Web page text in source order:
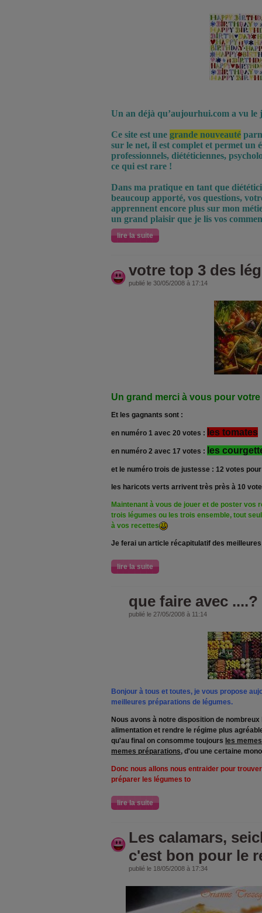
Un an déjà qu’aujourhui.com a vu le
Ce site est une grande nouveauté
sur le net, il est complet et permet un
professionnels, diététiciennes,
ce qui est rare !
Dans ma pratique en tant que
beaucoup apporté, vos questions,
apprennent encore plus sur mon
un grand plaisir que je lis vos
lire la suite
votre top 3 des
publié le 30/05/2008 à 17:14
Un grand merci à vous pour
Et les gagnants sont :
en numéro 1 avec 20 votes : les tomates
en numéro 2 avec 17 votes : les
et le numéro trois de justesse : 12 votes
les haricots verts arrivent très près à 10
Maintenant à vous de jouer et de poster vos
trois légumes ou les trois ensemble, tout
à vos recettes
Je ferai un article récapitulatif des
lire la suite
que faire avec ....?
publié le 27/05/2008 à 11:14
Bonjour à tous et toutes, je vous propose
meilleures préparations de légumes.
Nous avons à notre disposition de
alimentation et rendre le régime plus
qu'au final on consomme toujours les
memes préparations, d'ou une certaine
Donc nous allons nous entraider pour
préparer les légumes to
lire la suite
Les calamars,
c'est bon pour le
publié le 18/05/2008 à 17:34